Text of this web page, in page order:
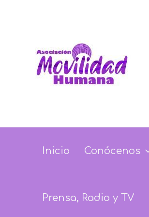
Inicio Conócenos
Prensa, Radio y TV